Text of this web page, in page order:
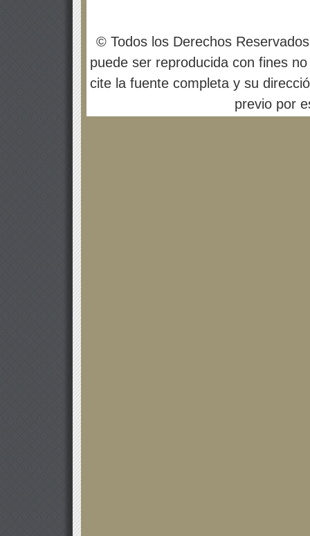
© Todos los Derechos
puede ser reproducida con fines
cite la fuente completa y su
previo por